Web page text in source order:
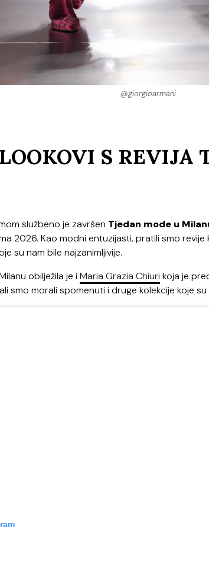
@giorgioarmani
S REVIJA
službeno je završen Tjedan mode u
2026. Kao modni entuzijasti, pratili smo
su nam bile najzanimljivije.
obilježila je i Maria Grazia Chiuri koja je
smo morali spomenuti i druge kolekcije koje